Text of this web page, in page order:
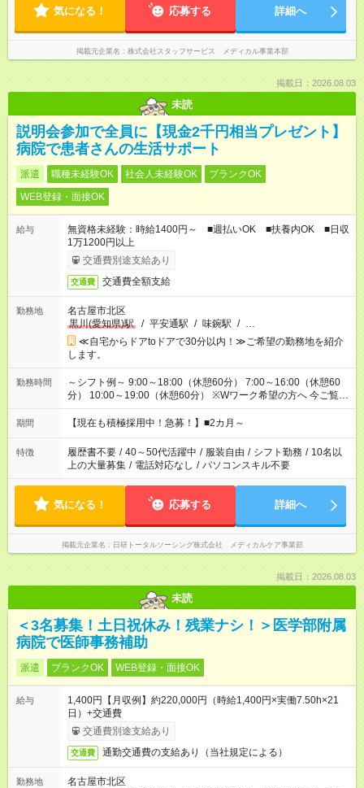
気になる！ 応募する 詳細へ
掲載元企業名 株式会社スタッフサービス メディカル事業本部
掲載日：2026.08.03
未読
説明会参加で全員に【現金2千円相当プレゼント】
病院で患者さんの生活サポート
派遣 職種未経験OK 社会人未経験OK
ブランクOK
WEB登録・面接OK
給与
無資格未経験：時給1400円～ ■週払いOK ■扶養内OK ■日収
1万1200円以上
交通費別途支給あり
交通費 交通費全額支給
勤務地
名古屋市北区
黒川(愛知県)駅
/ 平安通駅 / 味鋺駅 / …
≪自宅からドアtoドアで30分以内！≫ご希望の勤務地を紹介
します。
勤務時間
～シフト例～ 9:00～18:00（休憩60分） 7:00～16:00（休憩60
分） 10:00～19:00（休憩60分） ※Wワーク希望の方へ 今ご覧の
お仕事で希望する勤務時間と、もう1つのお仕事の勤務時間の合
計が 週40時間を超えなければOKです。
期間 【現在も積極採用中！急募！】■2カ月～
特徴 履歴書不要 / 40～50代活躍中 / 服装自由 / シフト勤務 / 10名以
上の大量募集 / 電話対応なし / パソコンスキル不要
気になる！ 応募する 詳細へ
掲載元企業名 日研トータルソーシング株式会社 メディカルケア事業部
掲載日：2026.08.03
未読
＜3名募集！土日祝休み！残業ナシ！＞医学部附属
病院で医師事務補助
派遣 ブランクOK WEB登録・面接OK
給与
1,400円【月収例】約220,000円（時給1,400円×実働7.50h×21
日）+交通費
交通費別途支給あり
交通費 通勤交通費の支給あり（当社規定による）
勤務地
名古屋市北区